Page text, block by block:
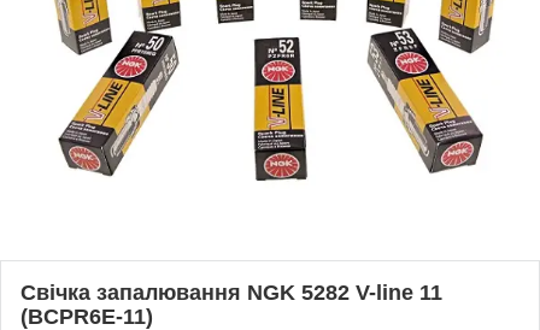
Свічка запалювання NGK 5282 V-line 11
(BCPR6E-11)